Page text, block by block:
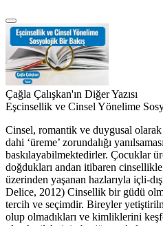
Çağla Çalışkan'ın Diğer Yazısı
Eşcinsellik ve Cinsel Yönelime
Cinsel, romantik ve duygusal
dahi ‘üreme’ zorundalığı
baskılayabilmektedirler. Çocuklar
doğdukları andan itibaren
üzerinden yaşanan hazlarıyla içli-
Delice, 2012) Cinsellik bir güdü
tercih ve seçimdir. Bireyler
olup olmadıkları ve kimliklerini